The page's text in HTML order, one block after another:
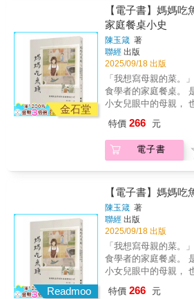
者出色地引領讀者認
知的圖像，同時用通
般學術書籍的讀者也
索了黃豆的世界，對
食史及科學、科技及
吸引力。──《H-
中國或放眼更廣闊領
究者，本書都將成為
亞科學、技術與社會
Technology and
營養科學與社會運動
多多的人認為不起眼
國問題的良方。──《
（American Historical
讀者，本書是必讀
研究的領域貢獻良多
漿歷史，為我們揭露
的營養，提升中國的
角》（Asia Pacific
的研究為基礎，為我
動傳記……書中蘊含
人尋味的軼事，以及
主義之間糾葛的深刻
飲食史，本書也為現
出寶貴貢獻。──《醫
the History of
路、政治需求及社會
者出色地引領讀者認
知的圖像，同時用通
般學術書籍的讀者也
索了黃豆的世界，對
食史及科學、科技及
吸引力。──《H-
中國或放眼更廣闊領
亞科學、技術與社會
理，也會忍不住翻
與嬌羞花朶，探索它
慧，重新發現我們以
來視覺與味覺的雙重
蔬菜成爲料理靈感與
給喜愛料理與食材知
迷療癒插畫與圖鑑收
感的讀者
作《洋菓圖典》，作
觸與豐富知識，描繪
「野菜」世界。本書
豆類、山菜等常見食
精美插圖搭配易於理
蔬菜的營養價值、當
式，以及最能發揮風
溫保留紫蘇的清香與
毛豆的植物性蛋白與
到解答。不僅解析各
更收錄實用專欄針對
見健康狀況，提供具
料理，如富含抗氧化
理，也會忍不住翻開
與嬌羞花朶，探索它
慧，重新發現我們以
來視覺與味覺的雙重
蔬菜成爲料理靈感與
給喜愛料理與食材知
迷療癒插畫與圖鑑收
金石堂
【電子書】媽媽
家庭餐桌小史
陳玉箴 著
聯經 出版
2025/09/18 出版
「我想寫母親的菜。
食學者的家庭餐桌。
小女兒眼中的母親，
了廚房氤氳的熱氣、
香，而菜市場眾聲喧
個時代的華麗背景樂
小史。 「家庭的飯桌
為母親廚藝高超，陳
色香味，母親給予的
了她往後鑽研飲食研
頭》是一名沉浸研究
始、最純粹，個人喜
母親的家庭餐桌。 她
為何與如何在當時代
職場；寫母親追隨的
特價 266 元
電子書
Readmoo
【電子書】媽媽吃
陳玉箴 著
聯經 出版
2025/09/18 出版
「我想寫母親的菜。
食學者的家庭餐桌。
小女兒眼中的母親，
了廚房氤氳的熱氣、
特價 266 元